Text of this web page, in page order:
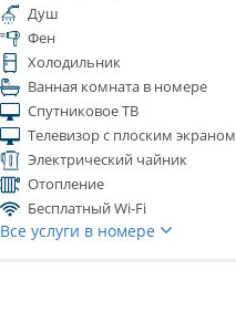
Душ
Фен
Холодильник
Ванная комната в номере
Спутниковое ТВ
Телевизор с плоским экраном
Электрический чайник
Отопление
Бесплатный Wi-Fi
Все услуги в номере